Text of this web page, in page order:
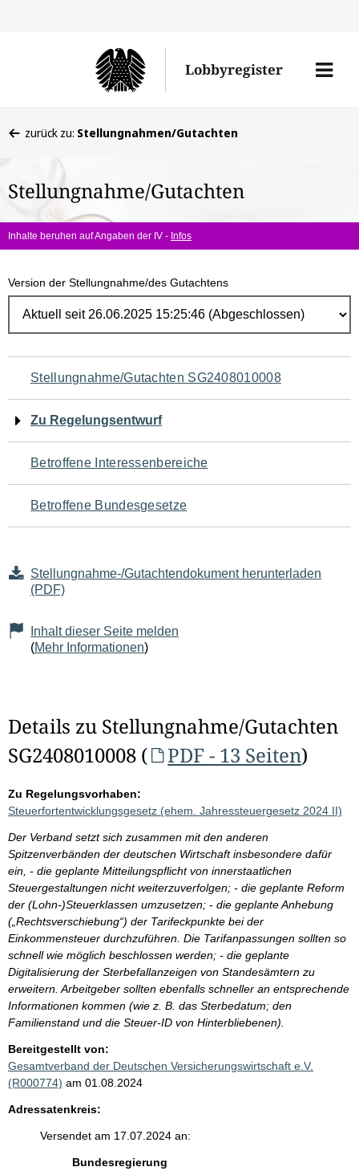
Lobbyregister
Menü
befinden
hier:
zurück zu: Stellungnahmen/Gutachten
Stellungnahme/Gutachten
Inhalte beruhen auf Angaben der IV - Infos
Version der Stellungnahme/des Gutachtens
Navigation
für
den
Seiteninhalt
Stellungnahme/Gutachten SG2408010008
Zu Regelungsentwurf
Betroffene Interessenbereiche
Betroffene Bundesgesetze
Stellungnahme-/Gutachtendokument herunterladen
(PDF)
Inhalt dieser Seite melden
(Mehr Informationen)
Details zu Stellungnahme/Gutachten
SG2408010008 (
PDF - 13 Seiten)
Zu Regelungsvorhaben:
Steuerfortentwicklungsgesetz (ehem. Jahressteuergesetz 2024 II)
Der Verband setzt sich zusammen mit den anderen
Spitzenverbänden der deutschen Wirtschaft insbesondere dafür
ein, - die geplante Mitteilungspflicht von innerstaatlichen
Steuergestaltungen nicht weiterzuverfolgen; - die geplante Reform
der (Lohn-)Steuerklassen umzusetzen; - die geplante Anhebung
(„Rechtsverschiebung“) der Tarifeckpunkte bei der
Einkommensteuer durchzuführen. Die Tarifanpassungen sollten so
schnell wie möglich beschlossen werden; - die geplante
Digitalisierung der Sterbefallanzeigen von Standesämtern zu
erweitern. Arbeitgeber sollten ebenfalls schneller an entsprechende
Informationen kommen (wie z. B. das Sterbedatum; den
Familienstand und die Steuer-ID von Hinterbliebenen).
Bereitgestellt von:
Gesamtverband der Deutschen Versicherungswirtschaft e.V.
(R000774) am 01.08.2024
Adressatenkreis:
Versendet am 17.07.2024 an:
Bundesregierung